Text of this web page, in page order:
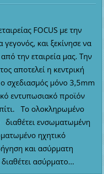
FOCUS με την
και ξεκίνησε να
την εταιρεία μας. Την
αποτελεί η κεντρική
σχεδιασμός μόνο 3,5mm
εντυπωσιακό προϊόν
Το ολοκληρωμένο
ενσωματωμένη
ηχητικό
και ασύρματη
ασύρματο...